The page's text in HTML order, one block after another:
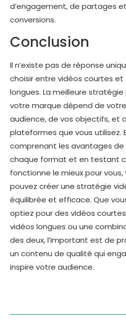
d’engagement, de partages
conversions.
Conclusion
Il n’existe pas de réponse
choisir entre vidéos courtes et
longues. La meilleure stratégie
votre marque dépend de votre
audience, de vos objectifs, et
plateformes que vous utilisez.
comprenant les avantages de
chaque format et en testant
fonctionne le mieux pour vous,
pouvez créer une stratégie
équilibrée et efficace. Que
optiez pour des vidéos
vidéos longues ou une
des deux, l’important est de
un contenu de qualité qui
inspire votre audience.